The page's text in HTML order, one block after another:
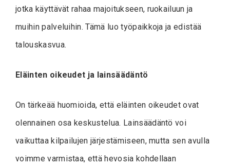
jotka käyttävät rahaa majoitukseen, ruokailuun ja
muihin palveluihin. Tämä luo työpaikkoja ja edistää
talouskasvua.
Eläinten oikeudet ja lainsäädäntö
On tärkeää huomioida, että eläinten oikeudet ovat
olennainen osa keskustelua. Lainsäädäntö voi
vaikuttaa kilpailujen järjestämiseen, mutta sen avulla
voimme varmistaa, että hevosia kohdellaan